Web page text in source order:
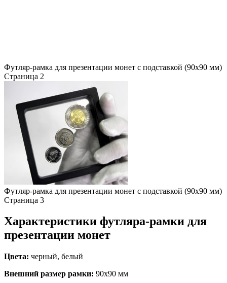
Футляр-рамка для презентации монет с подставкой (90х90 мм)
Страница 2
Футляр-рамка для презентации монет с подставкой (90х90 мм)
Страница 3
Характеристики футляра-рамки для
презентации монет
Цвета: черный, белый
Внешний размер рамки: 90х90 мм